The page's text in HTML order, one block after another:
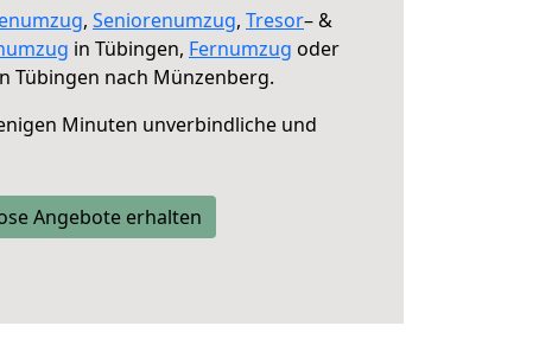
, Seniorenumzug, Tresor– &
in Tübingen, Fernumzug oder
Tübingen nach Münzenberg.
Minuten unverbindliche und
Angebote erhalten